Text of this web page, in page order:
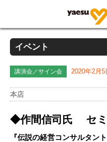
イベント
講演会／サイン会 2020年2月5
本店
◆作間信司氏 セ
『伝説の経営コンサルタ